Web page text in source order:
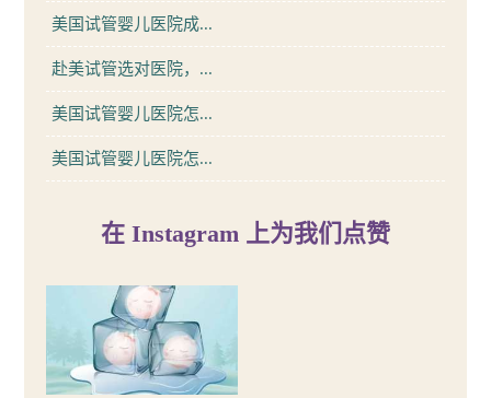
美国试管婴儿医院成...
赴美试管选对医院，...
美国试管婴儿医院怎...
美国试管婴儿医院怎...
在 Instagram 上为我们点赞